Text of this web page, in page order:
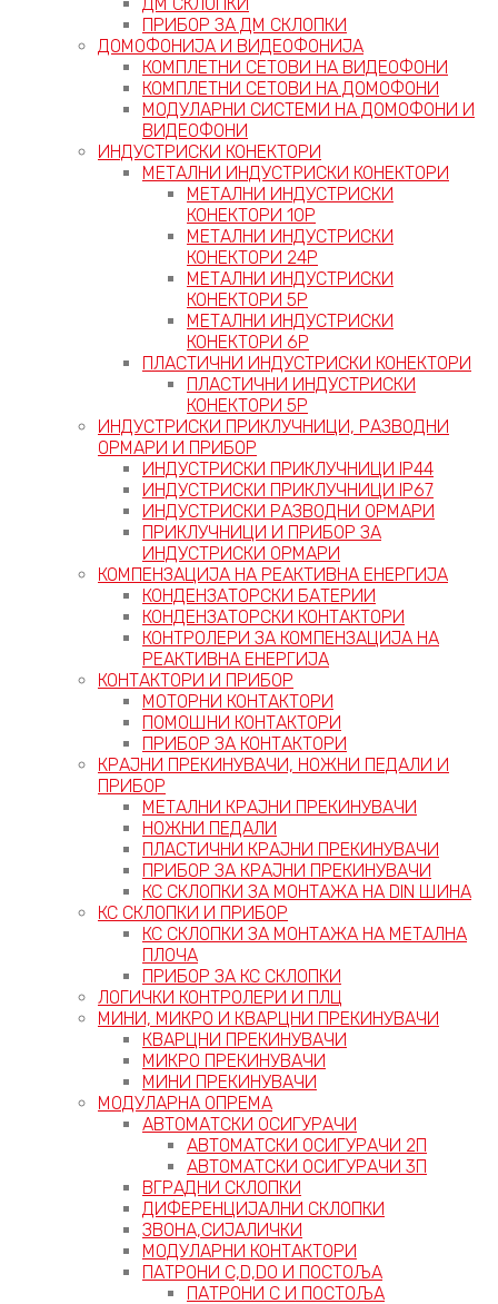
ПРИБОР ЗА ДМ СКЛОПКИ
ДОМОФОНИЈА И ВИДЕОФОНИЈА
КОМПЛЕТНИ СЕТОВИ НА ВИДЕОФОНИ
КОМПЛЕТНИ СЕТОВИ НА ДОМОФОНИ
МОДУЛАРНИ СИСТЕМИ НА ДОМОФОНИ И
ВИДЕОФОНИ
ИНДУСТРИСКИ КОНЕКТОРИ
МЕТАЛНИ ИНДУСТРИСКИ КОНЕКТОРИ
МЕТАЛНИ ИНДУСТРИСКИ
КОНЕКТОРИ 10P
МЕТАЛНИ ИНДУСТРИСКИ
КОНЕКТОРИ 24P
МЕТАЛНИ ИНДУСТРИСКИ
КОНЕКТОРИ 5P
МЕТАЛНИ ИНДУСТРИСКИ
КОНЕКТОРИ 6P
ПЛАСТИЧНИ ИНДУСТРИСКИ КОНЕКТОРИ
ПЛАСТИЧНИ ИНДУСТРИСКИ
КОНЕКТОРИ 5P
ИНДУСТРИСКИ ПРИКЛУЧНИЦИ, РАЗВОДНИ
ОРМАРИ И ПРИБОР
ИНДУСТРИСКИ ПРИКЛУЧНИЦИ IP44
ИНДУСТРИСКИ ПРИКЛУЧНИЦИ IP67
ИНДУСТРИСКИ РАЗВОДНИ ОРМАРИ
ПРИКЛУЧНИЦИ И ПРИБОР ЗА
ИНДУСТРИСКИ ОРМАРИ
КОМПЕНЗАЦИЈА НА РЕАКТИВНА ЕНЕРГИЈА
КОНДЕНЗАТОРСКИ БАТЕРИИ
КОНДЕНЗАТОРСКИ КОНТАКТОРИ
КОНТРОЛЕРИ ЗА КОМПЕНЗАЦИЈА НА
РЕАКТИВНА ЕНЕРГИЈА
КОНТАКТОРИ И ПРИБОР
МОТОРНИ КОНТАКТОРИ
ПОМОШНИ КОНТАКТОРИ
ПРИБОР ЗА КОНТАКТОРИ
КРАЈНИ ПРЕКИНУВАЧИ, НОЖНИ ПЕДАЛИ И
ПРИБОР
МЕТАЛНИ КРАЈНИ ПРЕКИНУВАЧИ
НОЖНИ ПЕДАЛИ
ПЛАСТИЧНИ КРАЈНИ ПРЕКИНУВАЧИ
ПРИБОР ЗА КРАЈНИ ПРЕКИНУВАЧИ
КС СКЛОПКИ ЗА МОНТАЖА НА DIN ШИНА
КС СКЛОПКИ И ПРИБОР
КС СКЛОПКИ ЗА МОНТАЖА НА МЕТАЛНА
ПЛОЧА
ПРИБОР ЗА КС СКЛОПКИ
ЛОГИЧКИ КОНТРОЛЕРИ И ПЛЦ
МИНИ, МИКРО И КВАРЦНИ ПРЕКИНУВАЧИ
КВАРЦНИ ПРЕКИНУВАЧИ
МИКРО ПРЕКИНУВАЧИ
МИНИ ПРЕКИНУВАЧИ
МОДУЛАРНА ОПРЕМА
АВТОМАТСКИ ОСИГУРАЧИ
АВТОМАТСКИ ОСИГУРАЧИ 2П
АВТОМАТСКИ ОСИГУРАЧИ 3П
ВГРАДНИ СКЛОПКИ
ДИФЕРЕНЦИЈАЛНИ СКЛОПКИ
ЗВОНА,СИЈАЛИЧКИ
МОДУЛАРНИ КОНТАКТОРИ
ПАТРОНИ C,D,D0 И ПОСТОЉА
ПАТРОНИ C И ПОСТОЉА